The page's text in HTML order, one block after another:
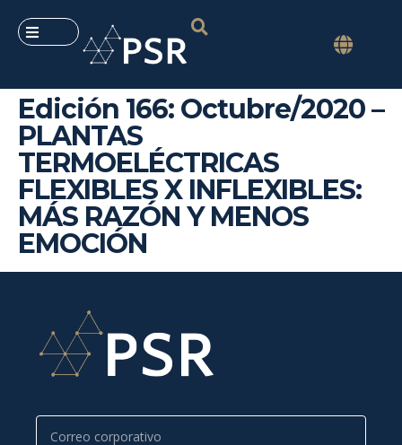
Edición 166: Octubre/2020 –
PLANTAS
TERMOELÉCTRICAS
FLEXIBLES X INFLEXIBLES:
MÁS RAZÓN Y MENOS
EMOCIÓN